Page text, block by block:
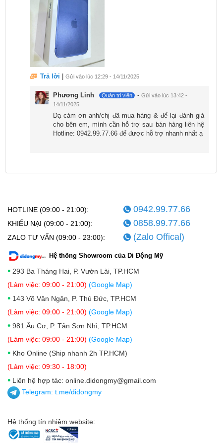
iPhone 17 Pro Max 1TB với ấm nền Super Retina
XDR OLED rộng 6,9 inch với độ phân giải 2.868 ×
1.320 pixel mang đến mật độ điểm ảnh sắc nét, tái
hiện mọi chi tiết với độ rõ nét đáng kinh ngạc. Công
nghệ LTPO cho phép màn hình điều chỉnh tần số quét
linh hoạt từ 1Hz đến 120Hz. ProMotion 120Hz biến
màn hình "tan chảy" dưới ngón tay.
Với độ sáng tiêu chuẩn 1.000 nit, HDR 1.600 nit và
đỉnh ngoài trời lên đến 3.000 nit, màn hình iPhone 17
Pro Max 1TB có thể chiến thắng cả ánh nắng mặt trời
chói chang nhất. Công nghệ True Tone tự động điều
chỉnh nhiệt độ màu theo ánh sáng môi trường, giảm
mỏi mắt trong suốt thời gian sử dụng.
Trả lời | Gửi vào lúc 12:29 - 14/11/2025
Phương Linh Quản trị viên - Gửi vào lúc 13:42 -
14/11/2025
Dạ cám ơn anh/chị đã mua hàng & để lại đánh giá
cho bên em, mình cần hỗ trợ sau bán hàng liên hệ
Hotline: 0942.99.77.66 để được hỗ trợ nhanh nhất ạ
HOTLINE (09:00 - 21:00): 0942.99.77.66
KHIẾU NẠI (09:00 - 21:00): 0858.99.77.66
ZALO TƯ VẤN (09:00 - 23:00): (Zalo Offical)
Hệ thống Showroom của Di Động Mỹ
• 293 Ba Tháng Hai, P. Vườn Lài, TP.HCM
(Làm việc: 09:00 - 21:00) (Google Map)
• 143 Võ Văn Ngân, P. Thủ Đức, TP.HCM
(Làm việc: 09:00 - 21:00) (Google Map)
• 981 Âu Cơ, P. Tân Sơn Nhì, TP.HCM
(Làm việc: 09:00 - 21:00) (Google Map)
• Kho Online (Ship nhanh 2h TP.HCM)
(Làm việc: 09:30 - 18:00)
• Liên hệ hợp tác: online.didongmy@gmail.com
Telegram: t.me/didongmy
Hệ thống tín nhiệm website: